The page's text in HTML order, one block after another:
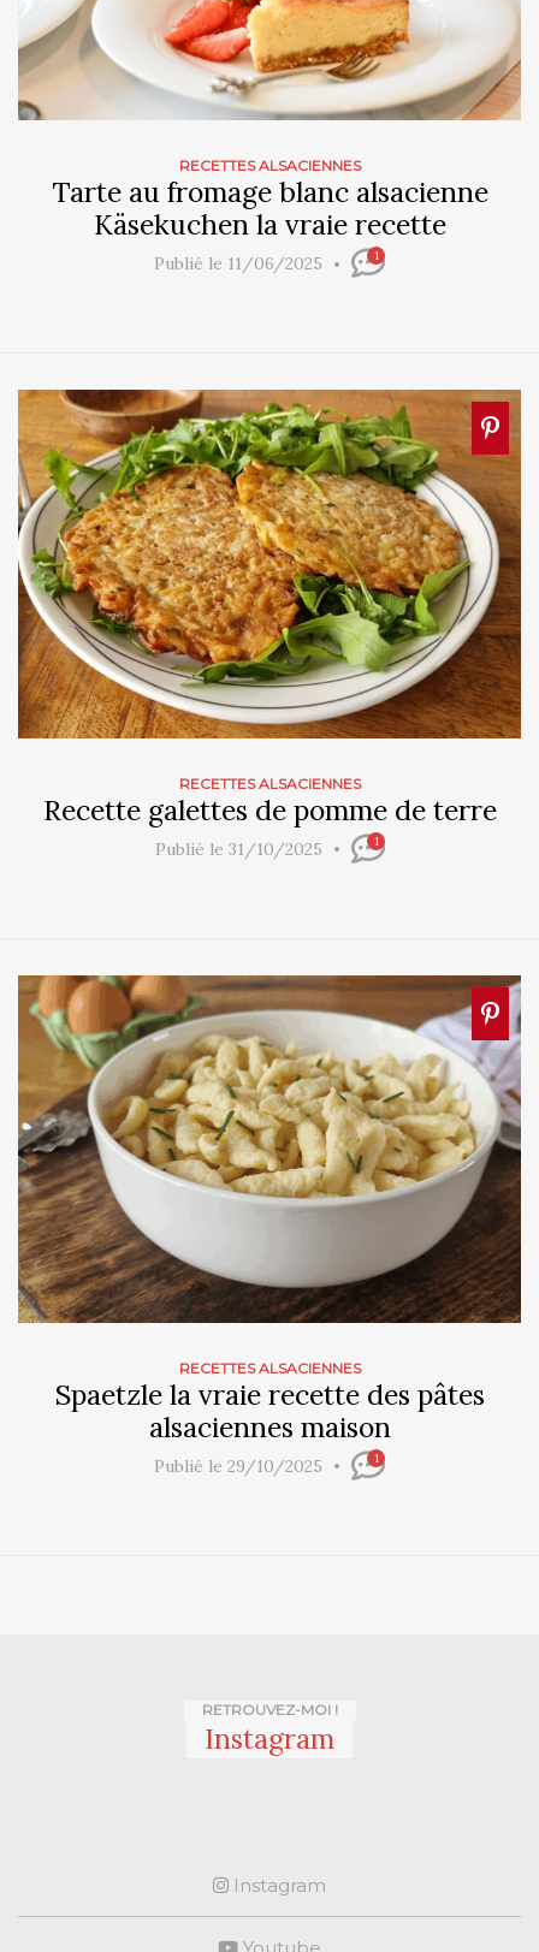
RECETTES ALSACIENNES
Tarte au fromage blanc alsacienne
Käsekuchen la vraie recette
Publié le 11/06/2025 1
RECETTES ALSACIENNES
Recette galettes de pomme de terre
Publié le 31/10/2025 1
RECETTES ALSACIENNES
Spaetzle la vraie recette des pâtes
alsaciennes maison
Publié le 29/10/2025 1
RETROUVEZ-MOI !
Instagram
Instagram